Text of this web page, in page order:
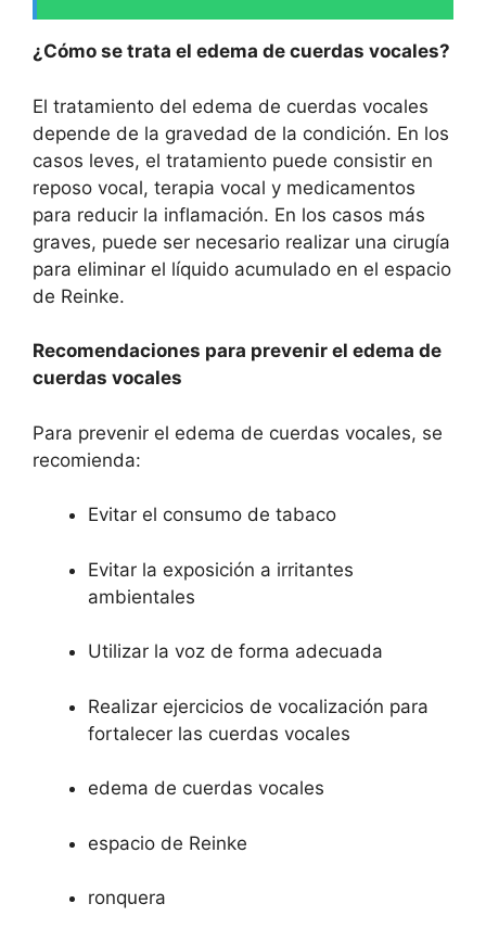
¿Cómo se trata el edema de cuerdas vocales?
El tratamiento del edema de cuerdas vocales
depende de la gravedad de la condición. En los
casos leves, el tratamiento puede consistir en
reposo vocal, terapia vocal y medicamentos
para reducir la inflamación. En los casos más
graves, puede ser necesario realizar una cirugía
para eliminar el líquido acumulado en el espacio
de Reinke.
Recomendaciones para prevenir el edema de
cuerdas vocales
Para prevenir el edema de cuerdas vocales, se
recomienda:
Evitar el consumo de tabaco
Evitar la exposición a irritantes
ambientales
Utilizar la voz de forma adecuada
Realizar ejercicios de vocalización para
fortalecer las cuerdas vocales
edema de cuerdas vocales
espacio de Reinke
ronquera